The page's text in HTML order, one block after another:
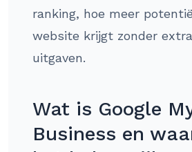
ranking, hoe meer
website krijgt zonder
uitgaven.
Wat is Google
Business en